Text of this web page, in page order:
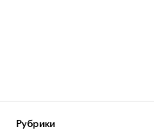
Рубрики